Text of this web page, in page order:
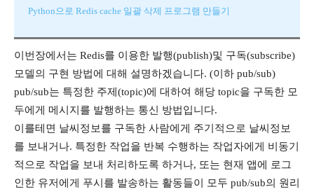
Python으로 Redis cache 일괄 삭제 프로그램 만들기
이번장에서는 Redis를 이용한 발행(publish)및 구독(subscribe)
모델의 구현 방법에 대해 설명하겠습니다. (이하 pub/sub)
pub/sub는 특정한 주제(topic)에 대하여 해당 topic을 구독한 모
두에게 메시지를 발행하는 통신 방법입니다.
이를테면 날씨정보를 구독한 사람에게 주기적으로 날씨정보
를 보내거나. 특정한 작업을 반복 수행하는 작업자에게 비동기
적으로 작업을 보내 처리하도록 하거나, 또는 현재 앱에 로그
인한 유저에게 푸시를 발송하는 활동들이 모두 pub/sub의 원리